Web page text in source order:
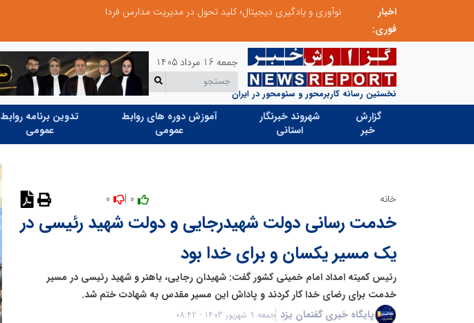
اخبار
فوری:
نوآوری و یادگیری دیجیتال؛ کلید تحول در مدیریت مدارس فردا
نخستین رسانه کاربرمحور و سئومحور در ایران
جمعه 16 مرداد 1405
گزارش
خبر
شهروند خبرنگار
استانی
آموزش دوره های روابط
عمومی
تدوین برنامه روابط
عمومی
خانه
خدمت رسانی دولت شهیدرجایی و دولت شهید رئیسی در
یک مسیر یکسان و برای خدا بود
رئیس کمیته امداد امام خمینی کشور گفت: شهیدان رجایی، باهنر و شهید رئیسی در مسیر
خدمت برای رضای خدا کار کردند و پاداش این مسیر مقدس به شهادت ختم شد.
پایگاه خبری گفتمان یزد جمعه 9 شهریور 1403 - 08:42